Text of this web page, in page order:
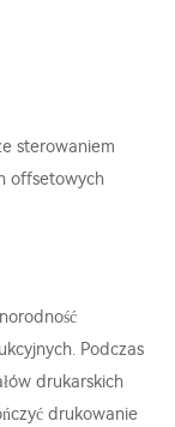
sterowaniem
offsetowych
Podczas
drukarskich
drukowanie